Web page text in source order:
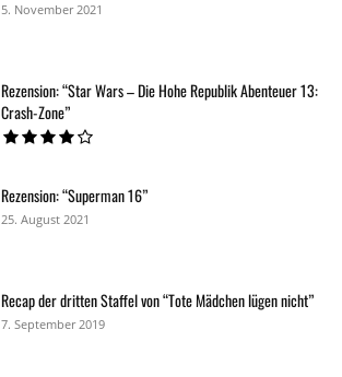
5. November 2021
Rezension: “Star Wars – Die Hohe Republik Abenteuer 13:
Crash-Zone”
Rezension: “Superman 16”
25. August 2021
Recap der dritten Staffel von “Tote Mädchen lügen nicht”
7. September 2019